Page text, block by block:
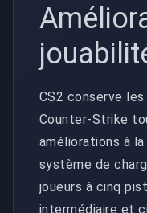
CS2 conserve
Counter-Strike
améliorations à
système de
joueurs à cinq
intermédiaire et